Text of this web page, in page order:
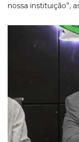
nossa instituição”,